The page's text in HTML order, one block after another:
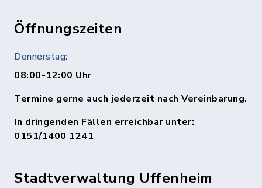
Öffnungszeiten
Donnerstag:
08:00-12:00 Uhr
Termine gerne auch jederzeit nach Vereinbarung.
In dringenden Fällen erreichbar unter:
0151/1400 1241
Stadtverwaltung Uffenheim